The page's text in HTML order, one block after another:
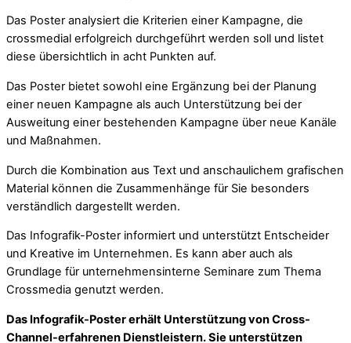
Das Poster analysiert die Kriterien einer Kampagne, die
crossmedial erfolgreich durchgeführt werden soll und listet
diese übersichtlich in acht Punkten auf.
Das Poster bietet sowohl eine Ergänzung bei der Planung
einer neuen Kampagne als auch Unterstützung bei der
Ausweitung einer bestehenden Kampagne über neue Kanäle
und Maßnahmen.
Durch die Kombination aus Text und anschaulichem grafischen
Material können die Zusammenhänge für Sie besonders
verständlich dargestellt werden.
Das Infografik-Poster informiert und unterstützt Entscheider
und Kreative im Unternehmen. Es kann aber auch als
Grundlage für unternehmensinterne Seminare zum Thema
Crossmedia genutzt werden.
Das Infografik-Poster erhält Unterstützung von Cross-
Channel-erfahrenen Dienstleistern. Sie unterstützen